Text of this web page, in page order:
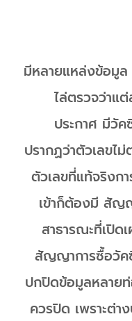
มีหลายแหล่งข้อมูล
ไล่ตรวจว่าแ
ประกาศ มีวั
ปรากฏว่าตัวเลขไ
ตัวเลขที่แท้จริงก
เข้าก็ต้องมี สัญ
สาธารณะที่เปิด
สัญญาการซื้อวัค
ปกปิดข้อมูลหลาย
ควรปิด เพราะต่า